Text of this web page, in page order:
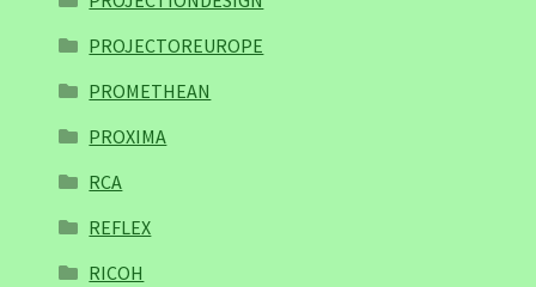
PROJECTOREUROPE
PROMETHEAN
PROXIMA
RCA
REFLEX
RICOH